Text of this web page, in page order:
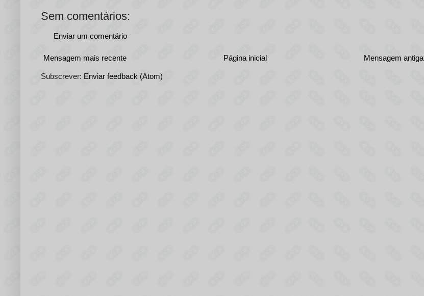
Sem comentários:
Enviar um comentário
Mensagem mais recente Mensagem antiga
Página inicial
Subscrever: Enviar feedback (Atom)